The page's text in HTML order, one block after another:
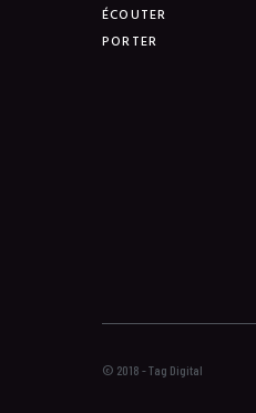
ÉCOUTER
PORTER
© 2018 - Tag Digital